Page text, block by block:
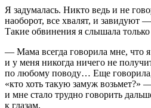
Я задумалась. Никто ведь и не
наоборот, все хвалят, и завидуют
Такие обвинения я слышала только
— Мама всегда говорила мне, что я
и у меня никогда ничего не
по любому поводу… Еще
«кто хоть такую замуж возьмет?»
и мне стало трудно говорить
к глазам.